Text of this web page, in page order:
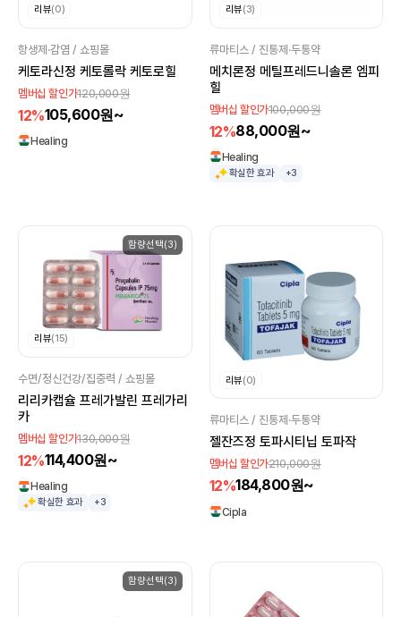
리뷰(0)
항생제·감염 / 쇼핑몰
케토라신정 케토롤락 케토로힐
멤버십 할인가120,000원
12%105,600원~
Healing
리뷰(3)
류마티스 / 진통제·두통약
메치론정 메틸프레드니솔론 엠피
힐
멤버십 할인가100,000원
12%88,000원~
Healing
확실한 효과 +3
함량선택(3)
리뷰(15)
수면/정신건강/집중력 / 쇼핑몰
리리카캡슐 프레가발린 프레가리
카
멤버십 할인가130,000원
12%114,400원~
Healing
확실한 효과 +3
리뷰(0)
류마티스 / 진통제·두통약
젤잔즈정 토파시티닙 토파작
멤버십 할인가210,000원
12%184,800원~
Cipla
함량선택(3)